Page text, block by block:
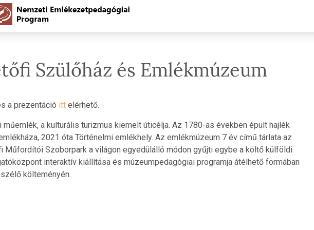
Szülőház és Emlékmúzeum
a prezentáció itt elérhető.
a kulturális turizmus kiemelt úticélja. Az 1780-as években épült hajlék
2021 óta Történelmi emlékhely. Az emlékmúzeum 7 év című tárlata az
Műfordítói Szoborpark a világon egyedülálló módon gyűjti egybe a költő külföldi
interaktív kiállítása és múzeumpedagógiai programja átélhető formában
költeményén.